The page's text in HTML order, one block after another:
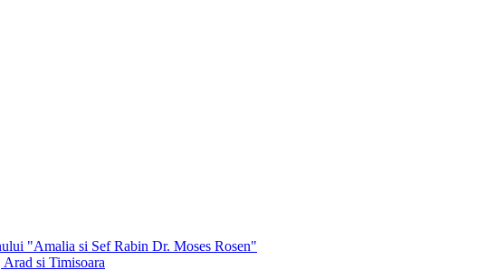
"Amalia si Sef Rabin Dr. Moses Rosen"
si Timisoara